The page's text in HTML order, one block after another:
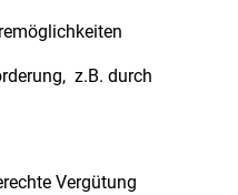
z.B. durch
Vergütung